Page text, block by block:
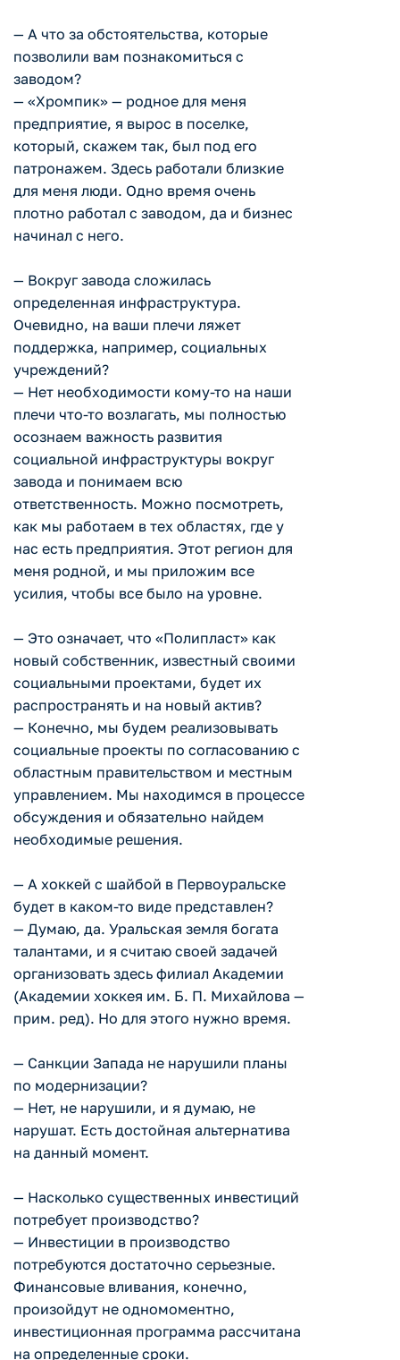
— А что за обстоятельства, которые
позволили вам познакомиться с
заводом?
— «Хромпик» — родное для меня
предприятие, я вырос в поселке,
который, скажем так, был под его
патронажем. Здесь работали близкие
для меня люди. Одно время очень
плотно работал с заводом, да и бизнес
начинал с него.
— Вокруг завода сложилась
определенная инфраструктура.
Очевидно, на ваши плечи ляжет
поддержка, например, социальных
учреждений?
— Нет необходимости кому-то на наши
плечи что-то возлагать, мы полностью
осознаем важность развития
социальной инфраструктуры вокруг
завода и понимаем всю
ответственность. Можно посмотреть,
как мы работаем в тех областях, где у
нас есть предприятия. Этот регион для
меня родной, и мы приложим все
усилия, чтобы все было на уровне.
— Это означает, что «Полипласт» как
новый собственник, известный своими
социальными проектами, будет их
распространять и на новый актив?
— Конечно, мы будем реализовывать
социальные проекты по согласованию с
областным правительством и местным
управлением. Мы находимся в процессе
обсуждения и обязательно найдем
необходимые решения.
— А хоккей с шайбой в Первоуральске
будет в каком-то виде представлен?
— Думаю, да. Уральская земля богата
талантами, и я считаю своей задачей
организовать здесь филиал Академии
(Академии хоккея им. Б. П. Михайлова —
прим. ред). Но для этого нужно время.
— Санкции Запада не нарушили планы
по модернизации?
— Нет, не нарушили, и я думаю, не
нарушат. Есть достойная альтернатива
на данный момент.
— Насколько существенных инвестиций
потребует производство?
— Инвестиции в производство
потребуются достаточно серьезные.
Финансовые вливания, конечно,
произойдут не одномоментно,
инвестиционная программа рассчитана
на определенные сроки.